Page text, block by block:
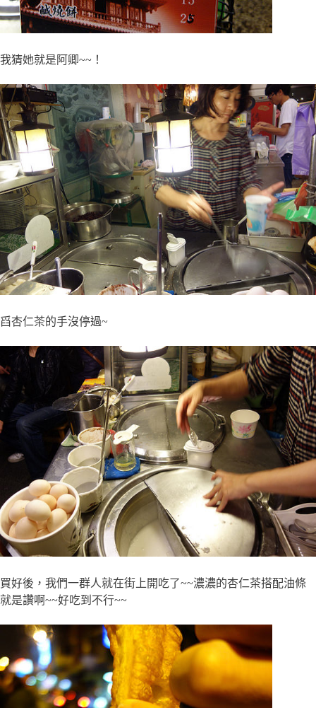
我猜她就是阿卿~~！
舀杏仁茶的手沒停過~
買好後，我們一群人就在街上開吃了~~濃濃的杏仁茶搭配油條
就是讚啊~~好吃到不行~~